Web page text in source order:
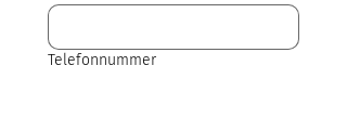
Telefonnummer